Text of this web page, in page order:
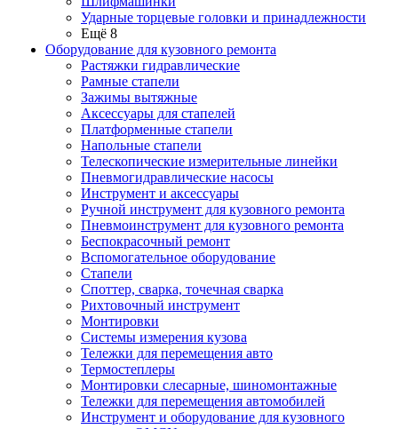
Ударные торцевые головки и принадлежности
Ещё 8
Оборудование для кузовного ремонта
Растяжки гидравлические
Рамные стапели
Зажимы вытяжные
Аксессуары для стапелей
Платформенные стапели
Напольные стапели
Телескопические измерительные линейки
Пневмогидравлические насосы
Инструмент и аксессуары
Ручной инструмент для кузовного ремонта
Пневмоинструмент для кузовного ремонта
Беспокрасочный ремонт
Вспомогательное оборудование
Стапели
Споттер, сварка, точечная сварка
Рихтовочный инструмент
Монтировки
Системы измерения кузова
Тележки для перемещения авто
Термостеплеры
Монтировки слесарные, шиномонтажные
Тележки для перемещения автомобилей
Инструмент и оборудование для кузовного